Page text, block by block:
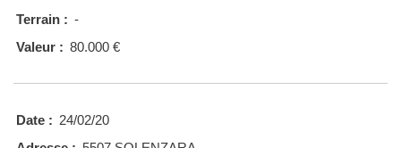
Terrain : -
Valeur : 80.000 €
Date : 24/02/20